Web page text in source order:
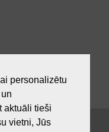
personalizētu
aktuāli tieši
vietni, Jūs